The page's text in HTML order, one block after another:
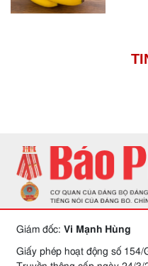
Giám đốc: Vi Mạnh Hùng
Giấy phép hoạt động số